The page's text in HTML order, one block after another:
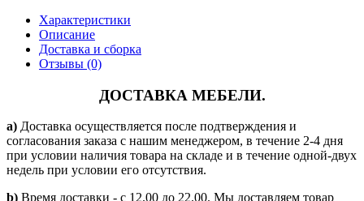
Характеристики
Описание
Доставка и сборка
Отзывы (0)
ДОСТАВКА МЕБЕЛИ.
a) Доставка осуществляется после подтверждения и
согласования заказа с нашим менеджером, в течение 2-4 дня
при условии наличия товара на складе и в течение одной-двух
недель при условии его отсутствия.
b) Время доставки - с 12.00 до 22.00. Мы доставляем товар